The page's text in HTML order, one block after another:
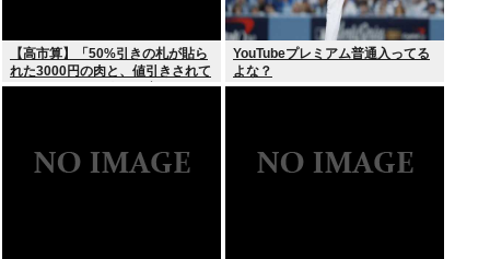
【高市算】「50%引きの札が貼ら
れた3000円の肉と、値引きされて
いない1000円の肉では安いのはど
YouTubeプレミアム普通入ってる
よな？